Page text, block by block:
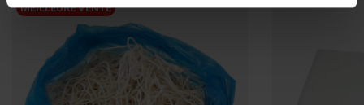
MEILLEURE VENTE